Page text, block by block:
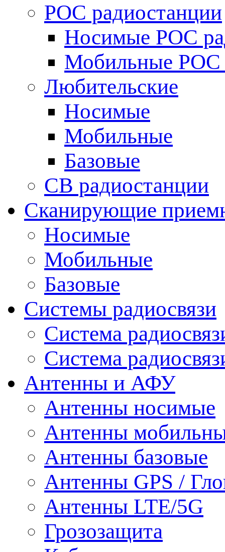
POC радиостанции
Носимые POC
Мобильные POC
Любительские
Носимые
Мобильные
Базовые
CB радиостанции
Сканирующие
Носимые
Мобильные
Базовые
Системы радиосвязи
Система
Система
Антенны и АФУ
Антенны носимые
Антенны
Антенны базовые
Антенны GPS /
Антенны LTE/5G
Грозозащита